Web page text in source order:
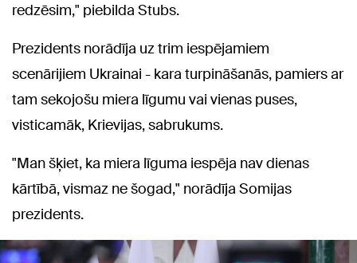
redzēsim," piebilda Stubs.
Prezidents norādīja uz trim iespējamiem
scenārijiem Ukrainai - kara turpināšanās, pamiers ar
tam sekojošu miera līgumu vai vienas puses,
visticamāk, Krievijas, sabrukums.
"Man šķiet, ka miera līguma iespēja nav dienas
kārtībā, vismaz ne šogad," norādīja Somijas
prezidents.